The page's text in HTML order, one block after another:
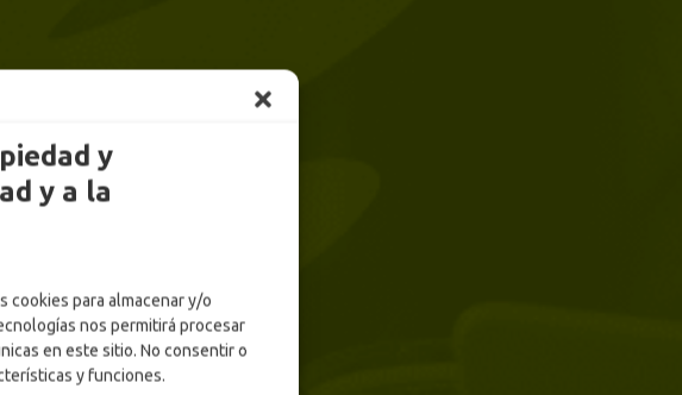
y
y a la
cookies para almacenar y/o
nos permitirá procesar
en este sitio. No consentir o
y funciones.